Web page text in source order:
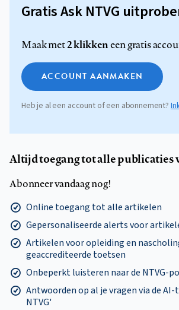
Gratis Ask NTVG
Maak met2 klikkeneen gratis
ACCOUNT AANMAKEN
Heb je al een account of een abonnement?
Altijd toegang tot alle publicaties
Abonneer vandaag nog!
Online toegang tot alle artikelen
Gepersonaliseerde alerts voor
Artikelen voor opleiding en
geaccrediteerde toetsen
Onbeperkt luisteren naar de NTVG-
Antwoorden op al je vragen via de
NTVG'